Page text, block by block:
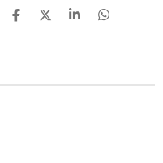
D
D
S
D